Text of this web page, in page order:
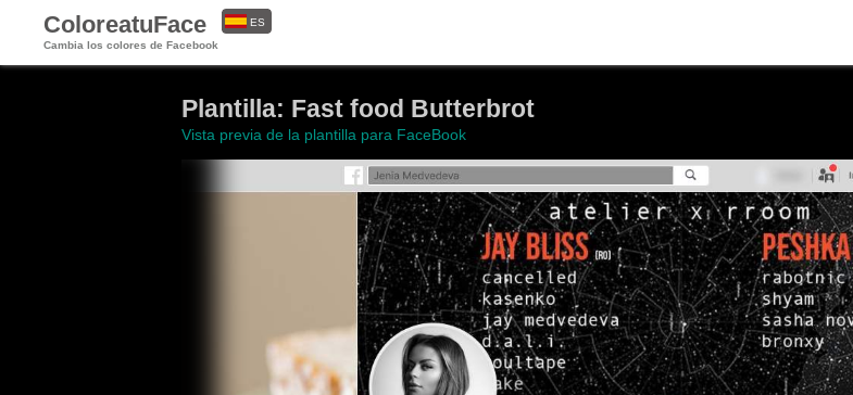
ColoreatuFace
Cambia los colores de Facebook
ES
Plantilla: Fast food Butterbrot
Vista previa de la plantilla para FaceBook